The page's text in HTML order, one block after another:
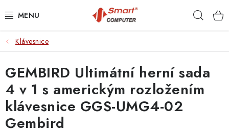
na
NOTEBOOKY
MOBILNÉ ZARIADENIA
PC A KOMPONENTY
PERIFÉRIE
Klávesnice
GEMBIRD Ultimátní herní sada
4 v 1 s americkým rozložením
klávesnice GGS-UMG4-02
Gembird